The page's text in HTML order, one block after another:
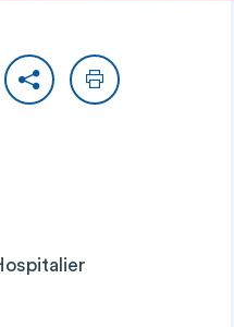
PartagerImprimer